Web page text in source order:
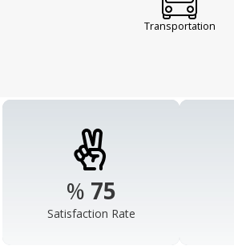
Transportation
% 98
Satisfaction Rate